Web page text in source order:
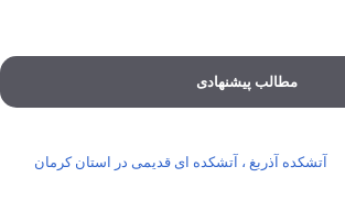
مطالب پیشنهادی
آتشکده آذربغ ، آتشکده ای قدیمی در استان کرمان